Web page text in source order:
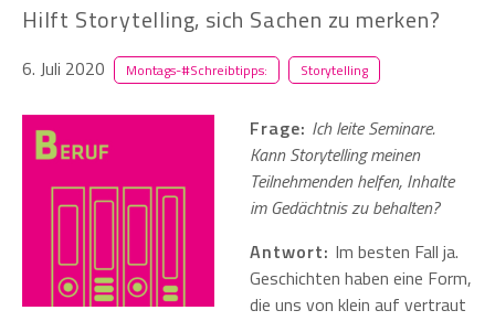
Hilft Storytelling, sich Sachen zu merken?
6. Juli 2020 Montags-#Schreibtipps: Storytelling
Frage: Ich leite Seminare.
Kann Storytelling meinen
Teilnehmenden helfen, Inhalte
im Gedächtnis zu behalten?
Antwort: Im besten Fall ja.
Geschichten haben eine Form,
die uns von klein auf vertraut